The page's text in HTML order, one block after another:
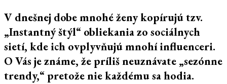
V dnešnej dobe mnohé ženy kopírujú tzv.
„Instantný štýl“ obliekania zo sociálnych
sietí, kde ich ovplyvňujú mnohí influenceri.
O Vás je známe, že príliš neuznávate „sezónne
trendy,“ pretože nie každému sa hodia.